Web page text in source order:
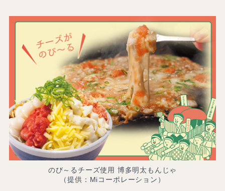
のび～るチーズ使用 博多明太もんじゃ
（提供：Miコーポレーション）